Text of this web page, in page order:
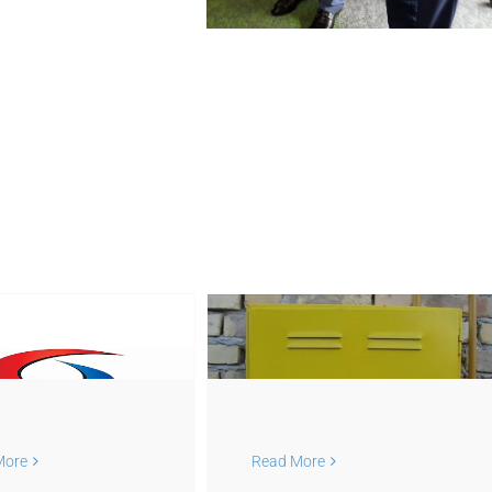
Оператора
за
Read More